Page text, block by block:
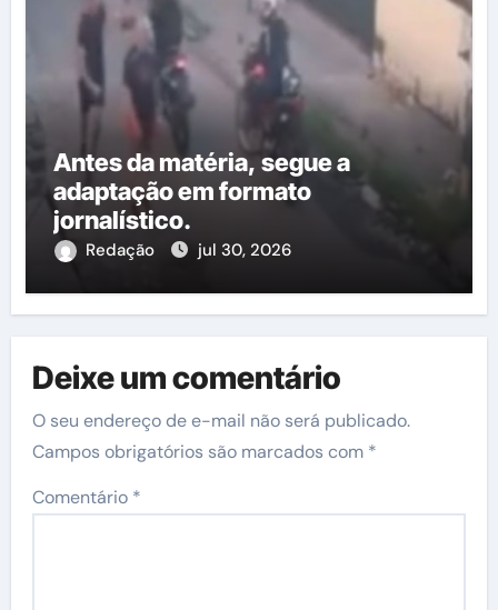
Antes da matéria, segue a
adaptação em formato
jornalístico.
Redação jul 30, 2026
Deixe um comentário
O seu endereço de e-mail não será publicado.
Campos obrigatórios são marcados com *
Comentário *